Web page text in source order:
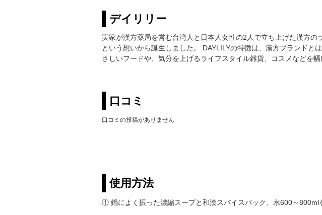
デイリリー
実家が漢方薬局を営む台湾人と日本人女性の2人で立ち上げた漢方
という想いから誕生しました。 DAYLILYの特徴は、漢方ブランド
さしいフードや、気分を上げるライフスタイル雑貨、コスメなどを幅
口コミ
口コミの投稿がありません
使用方法
① 鍋によく振った濃縮スープと和漢スパイスパック、水600～800ml